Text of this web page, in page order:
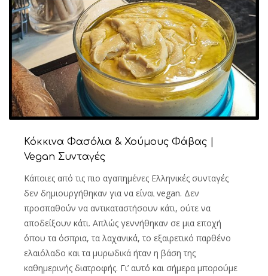
Κόκκινα Φασόλια & Χούμους Φάβας |
Vegan Συνταγές
Κάποιες από τις πιο αγαπημένες Ελληνικές συνταγές
δεν δημιουργήθηκαν για να είναι vegan. Δεν
προσπαθούν να αντικαταστήσουν κάτι, ούτε να
αποδείξουν κάτι. Απλώς γεννήθηκαν σε μια εποχή
όπου τα όσπρια, τα λαχανικά, το εξαιρετικό παρθένο
ελαιόλαδο και τα μυρωδικά ήταν η βάση της
καθημερινής διατροφής. Γι’ αυτό και σήμερα μπορούμε